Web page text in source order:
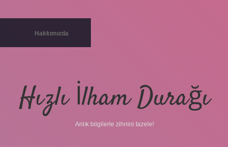
Hakkımızda
Hızlı İlham Durağı
Anlık bilgilerle zihnini tazele!